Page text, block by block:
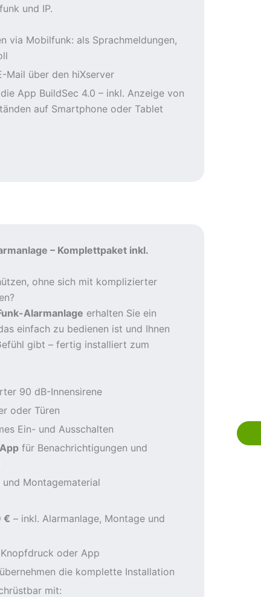
und IP.
via Mobilfunk: als Sprachmeldungen,
Mail über den hiXserver
App BuildSec 4.0 – inkl. Anzeige von
auf Smartphone oder Tablet
– Komplettpaket inkl.
ohne sich mit komplizierter
Alarmanlage erhalten Sie ein
einfach zu bedienen ist und Ihnen
gibt – fertig installiert zum
90 dB-Innensirene
oder Türen
Ein- und Ausschalten
für Benachrichtigungen und
Montagematerial
€ – inkl. Alarmanlage, Montage und
oder App
die komplette Installation
mit: